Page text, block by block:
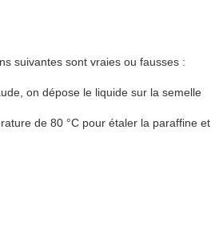
suivantes sont vraies ou fausses :
on dépose le liquide sur la semelle
de 80 °C pour étaler la paraffine et